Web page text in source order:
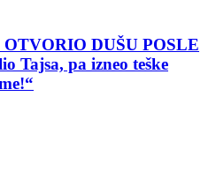
DUŠU POSLE
Tajsa, pa izneo teške